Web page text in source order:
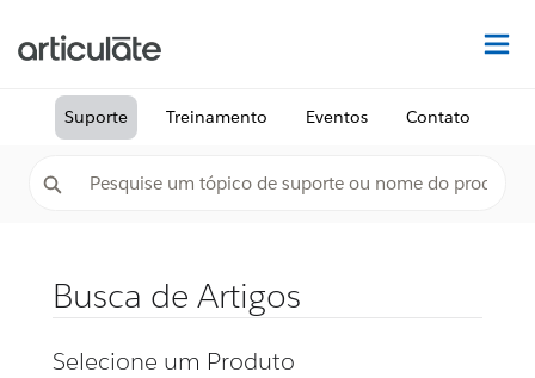
Suporte Treinamento Eventos Contato
Busca de Artigos
Selecione um Produto